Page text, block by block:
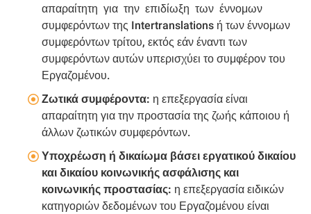
απαραίτητη για την επιδίωξη των έννομων
συμφερόντων της Intertranslations ή των έννομων
συμφερόντων τρίτου, εκτός εάν έναντι των
συμφερόντων αυτών υπερισχύει το συμφέρον του
Εργαζομένου.
Ζωτικά συμφέροντα: η επεξεργασία είναι
απαραίτητη για την προστασία της ζωής κάποιου ή
άλλων ζωτικών συμφερόντων.
Υποχρέωση ή δικαίωμα βάσει εργατικού δικαίου
και δικαίου κοινωνικής ασφάλισης και
κοινωνικής προστασίας: η επεξεργασία ειδικών
κατηγοριών δεδομένων του Εργαζομένου είναι